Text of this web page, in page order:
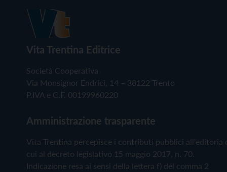
Vita Trentina Editrice
Società Cooperativa
Via Monsignor Endrici, 14 – 38122 Trento
P.IVA e C.F. 00199960220
Amministrazione trasparente
Vita Trentina percepisce i contributi pubblici all'editoria
cui al decreto legislativo 15 maggio 2017, n. 70.
Indicazione resa ai sensi della lettera f) del comma 2